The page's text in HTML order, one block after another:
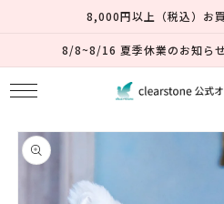
8,000円以上（税込）お
8/8~8/16 夏季休業のお知ら
商品情
報にス
キップ